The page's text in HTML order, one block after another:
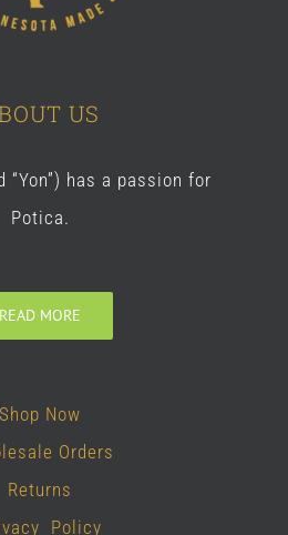
US
“Yon”) has a passion for
Potica.
READ MORE
Shop Now
Orders
Returns
Policy